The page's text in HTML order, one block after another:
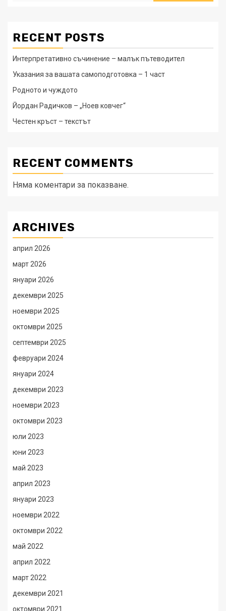
RECENT POSTS
Интерпретативно съчинение – малък пътеводител
Указания за вашата самоподготовка – 1 част
Родното и чуждото
Йордан Радичков – „Ноев ковчег“
Честен кръст – текстът
RECENT COMMENTS
Няма коментари за показване.
ARCHIVES
април 2026
март 2026
януари 2026
декември 2025
ноември 2025
октомври 2025
септември 2025
февруари 2024
януари 2024
декември 2023
ноември 2023
октомври 2023
юли 2023
юни 2023
май 2023
април 2023
януари 2023
ноември 2022
октомври 2022
май 2022
април 2022
март 2022
декември 2021
октомври 2021